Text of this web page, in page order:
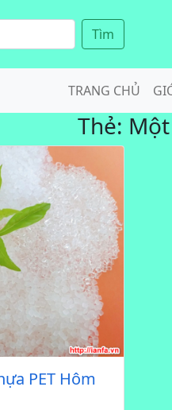
Tìm
TRANG CHỦ
Thẻ:
PET Hôm